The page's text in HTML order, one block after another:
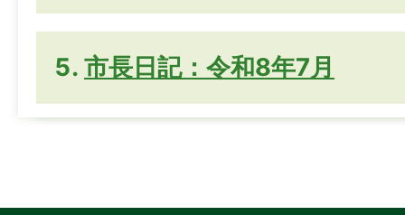
市長日記：令和8年7月